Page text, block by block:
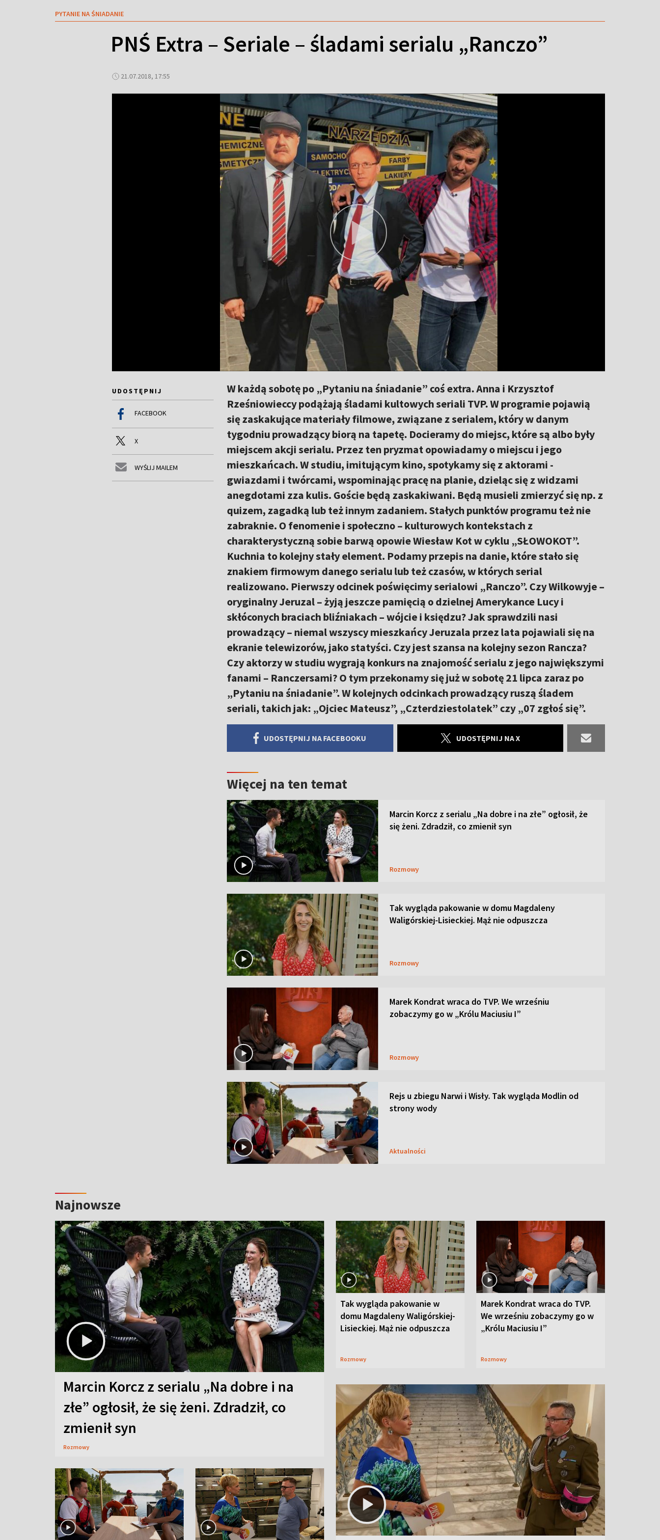
PYTANIE NA ŚNIADANIE
PNŚ Extra – Seriale – śladami serialu „Ranczo”
21.07.2018, 17:55
UDOSTĘPNIJ
FACEBOOK
X
WYŚLIJ MAILEM
W każdą sobotę po „Pytaniu na śniadanie” coś extra. Anna i Krzysztof
Rześniowieccy podążają śladami kultowych seriali TVP. W programie pojawią
się zaskakujące materiały filmowe, związane z serialem, który w danym
tygodniu prowadzący biorą na tapetę. Docieramy do miejsc, które są albo były
miejscem akcji serialu. Przez ten pryzmat opowiadamy o miejscu i jego
mieszkańcach. W studiu, imitującym kino, spotykamy się z aktorami -
gwiazdami i twórcami, wspominając pracę na planie, dzieląc się z widzami
anegdotami zza kulis. Goście będą zaskakiwani. Będą musieli zmierzyć się np. z
quizem, zagadką lub też innym zadaniem. Stałych punktów programu też nie
zabraknie. O fenomenie i społeczno – kulturowych kontekstach z
charakterystyczną sobie barwą opowie Wiesław Kot w cyklu „SŁOWOKOT”.
Kuchnia to kolejny stały element. Podamy przepis na danie, które stało się
znakiem firmowym danego serialu lub też czasów, w których serial
realizowano. Pierwszy odcinek poświęcimy serialowi „Ranczo”. Czy Wilkowyje –
oryginalny Jeruzal – żyją jeszcze pamięcią o dzielnej Amerykance Lucy i
skłóconych braciach bliźniakach – wójcie i księdzu? Jak sprawdzili nasi
prowadzący – niemal wszyscy mieszkańcy Jeruzala przez lata pojawiali się na
ekranie telewizorów, jako statyści. Czy jest szansa na kolejny sezon Rancza?
Czy aktorzy w studiu wygrają konkurs na znajomość serialu z jego największymi
fanami – Ranczersami? O tym przekonamy się już w sobotę 21 lipca zaraz po
„Pytaniu na śniadanie”. W kolejnych odcinkach prowadzący ruszą śladem
seriali, takich jak: „Ojciec Mateusz”, „Czterdziestolatek” czy „07 zgłoś się”.
UDOSTĘPNIJ NA FACEBOOKU UDOSTĘPNIJ NA X
Więcej na ten temat
Marcin Korcz z serialu „Na dobre i na złe” ogłosił, że
się żeni. Zdradził, co zmienił syn
Rozmowy
Tak wygląda pakowanie w domu Magdaleny
Waligórskiej-Lisieckiej. Mąż nie odpuszcza
Rozmowy
Marek Kondrat wraca do TVP. We wrześniu
zobaczymy go w „Królu Maciusiu I”
Rozmowy
Rejs u zbiegu Narwi i Wisły. Tak wygląda Modlin od
strony wody
Aktualności
Najnowsze
Marcin Korcz z serialu „Na dobre i na
złe” ogłosił, że się żeni. Zdradził, co
zmienił syn
Rozmowy
Tak wygląda pakowanie w
domu Magdaleny Waligórskiej-
Lisieckiej. Mąż nie odpuszcza
Rozmowy
Marek Kondrat wraca do TVP.
We wrześniu zobaczymy go w
„Królu Maciusiu I”
Rozmowy